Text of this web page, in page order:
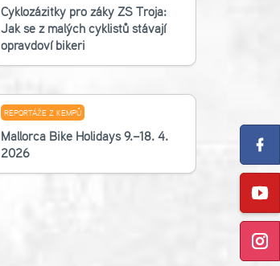
Cyklozážitky pro žáky ZŠ Troja:
Jak se z malých cyklistů stávají
opravdoví bikeři
REPORTÁŽE Z KEMPŮ
Mallorca Bike Holidays 9.–18. 4.
2026